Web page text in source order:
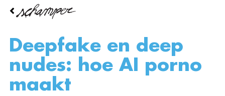
Overslaan
inhoud
Deepfake en deep
nudes: hoe AI porno
maakt